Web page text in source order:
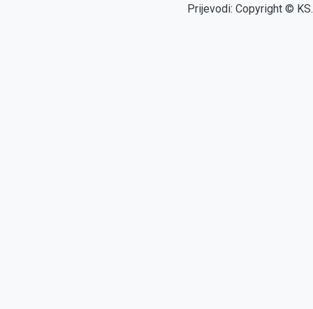
Prijevodi: Copyright ©